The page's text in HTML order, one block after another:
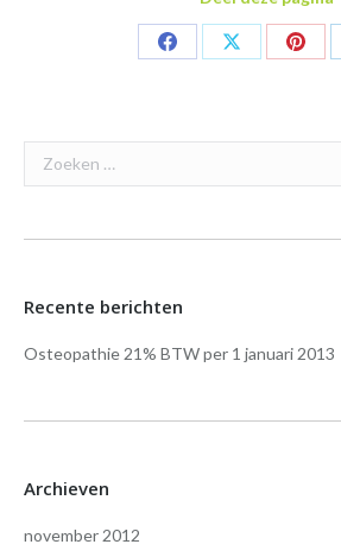
Share
Share
Share
Search:
Recente berichten
Osteopathie 21% BTW per 1 januari 2013
Archieven
november 2012